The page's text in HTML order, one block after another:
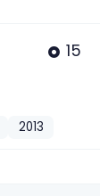
15
2013